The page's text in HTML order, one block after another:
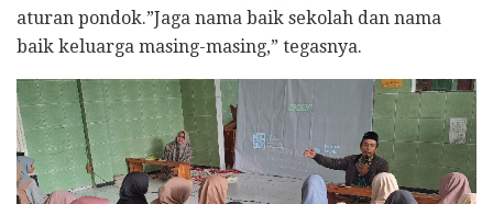
aturan pondok.”Jaga nama baik sekolah dan nama
baik keluarga masing-masing,” tegasnya.